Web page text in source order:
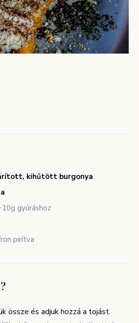
kihűtött burgonya
gyúráshoz
pirítva
össze és adjuk hozzá a tojást.